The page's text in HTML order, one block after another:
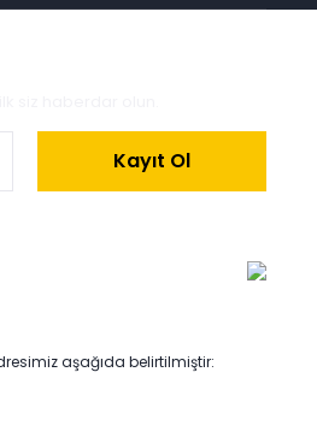
Kayıt Ol
aşağıda belirtilmiştir: